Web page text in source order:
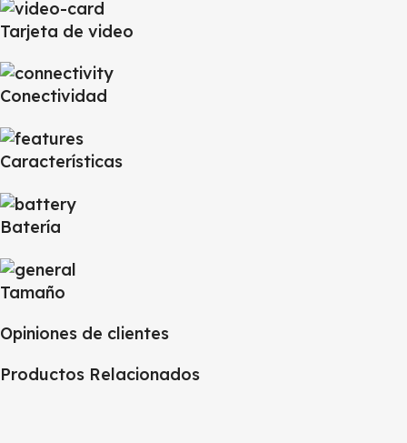
Tarjeta de video
Conectividad
Características
Batería
Tamaño
Opiniones de clientes
Productos Relacionados